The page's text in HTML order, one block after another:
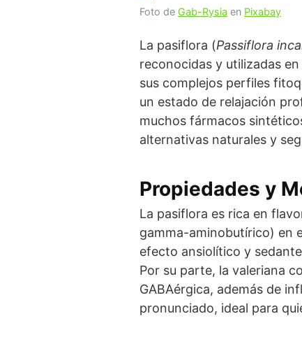
Foto de Gab-Rysia en Pixabay
La pasiflora (Passiflora
reconocidas y utilizadas
sus complejos perfiles
un estado de relajación
muchos fármacos
alternativas naturales y
Propiedades y
La pasiflora es rica en
gamma-aminobutírico) en
efecto ansiolítico y
Por su parte, la valeriana
GABAérgica, además de
pronunciado, ideal para